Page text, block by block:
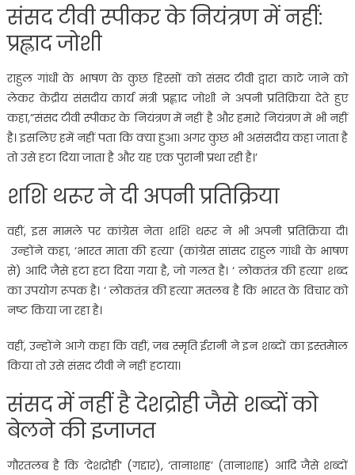
संसद टीवी स्पीकर के नियंत्रण में नहीं:
प्रह्लाद जोशी
राहुल गांधी के भाषण के कुछ हिस्सों को संसद टीवी द्वारा काटे जाने को
लेकर केंद्रीय संसदीय कार्य मंत्री प्रह्लाद जोशी ने अपनी प्रतिक्रिया देते हुए
कहा,”संसद टीवी स्पीकर के नियंत्रण में नहीं है और हमारे नियंत्रण में भी नहीं
है। इसलिए हमें नहीं पता कि क्या हुआ। अगर कुछ भी असंसदीय कहा जाता है
तो उसे हटा दिया जाता है और यह एक पुरानी प्रथा रही है।’
शशि थरूर ने दी अपनी प्रतिक्रिया
वहीं, इस मामले पर कांग्रेस नेता शशि थरूर ने भी अपनी प्रतिक्रिया दी।
उन्होंने कहा, ‘भारत माता की हत्या’ (कांग्रेस सांसद राहुल गांधी के भाषण
से) आदि जैसे हटा हटा दिया गया है, जो गलत है। ‘ लोकतंत्र की हत्या’ शब्द
का उपयोग रूपक है। ‘ लोकतंत्र की हत्या’ मतलब है कि भारत के विचार को
नष्ट किया जा रहा है।
वहीं, उन्होंने आगे कहा कि वहीं, जब स्मृति ईरानी ने इन शब्दों का इस्तमेाल
किया तो उसे संसद टीवी ने नहीं हटाया।
संसद में नहीं है देशद्रोही जैसे शब्दों को
बेलने की इजाजत
गौरतलब है कि ‘देशद्रोही’ (गद्दार), ‘तानाशाह’ (तानाशाह) आदि जैसे शब्दों